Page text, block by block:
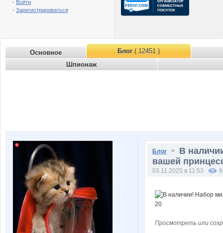
- Войти
- Зарегистрироваться
Основное Блог( 12451 )
Шпионаж
Блог > В
вашей
03.11.2025 в 11:53
Просмотреть или